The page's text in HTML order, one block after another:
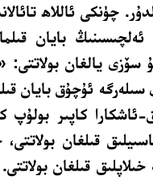
چۈنكى ئاللاھ
بايان
يالغان بولاتتى:
سىلەرگە ئۇچۇق بايان
ئاشكارا كاپىر بولۇپ
قىلغان
قىلغان